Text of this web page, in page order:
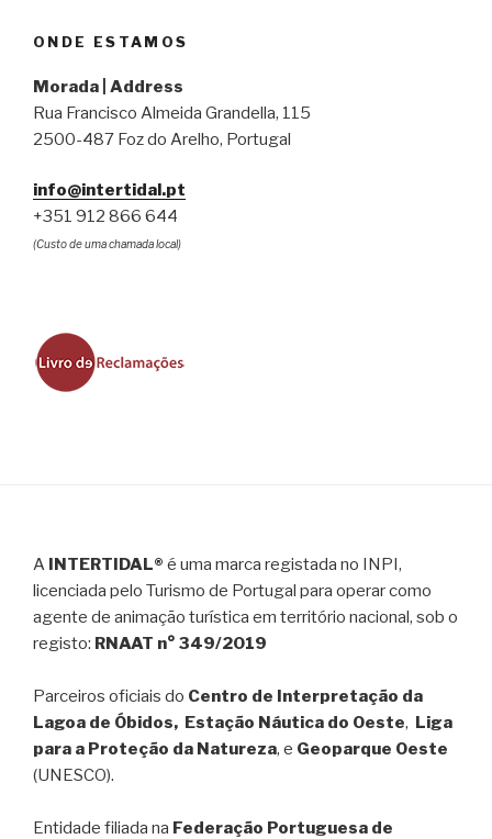
ONDE ESTAMOS
Morada | Address
Rua Francisco Almeida Grandella, 115
2500-487 Foz do Arelho, Portugal
info@intertidal.pt
+351 912 866 644
(Custo de uma chamada local)
A INTERTIDAL® é uma marca registada no INPI,
licenciada pelo Turismo de Portugal para operar como
agente de animação turística em território nacional, sob o
registo: RNAAT n° 349/2019
Parceiros oficiais do Centro de Interpretação da
Lagoa de Óbidos, Estação Náutica do Oeste, Liga
para a Proteção da Natureza, e Geoparque Oeste
(UNESCO).
Entidade filiada na Federação Portuguesa de